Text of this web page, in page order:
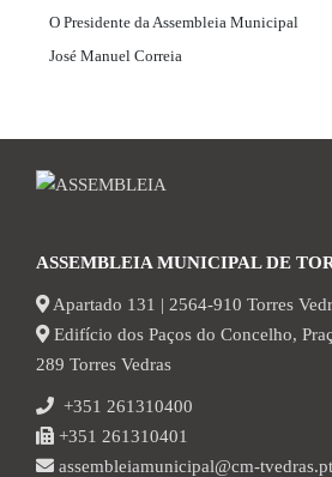
O Presidente da Assembleia Municipal
José Manuel Correia
ASSEMBLEIA MUNICIPAL DE
Apartado 131 | 2564-910 Torres
Edifício dos Paços do Concelho,
289 Torres Vedras
+351 261310400
+351 261310401
assembleiamunicipal@cm-tvedras.pt